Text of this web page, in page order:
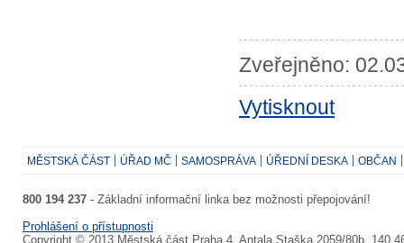
Zveřejněno:
Vytisknout
MĚSTSKÁ ČÁST ÚŘAD MČ SAMOSPRÁVA ÚŘEDNÍ DESKA OBČAN
800 194 237 - Základní informační linka bez možnosti přepojování!
Prohlášení o přístupnosti
Copyright © 2013 Městská část Praha 4, Antala Staška 2059/80b, 140